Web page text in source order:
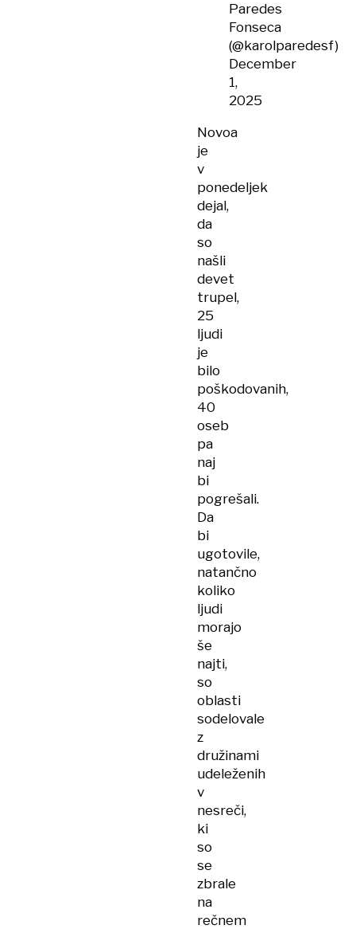
Paredes
Fonseca
(@karolparedesf)
December
1,
2025
Novoa
je
v
ponedeljek
dejal,
da
so
našli
devet
trupel,
25
ljudi
je
bilo
poškodovanih,
40
oseb
pa
naj
bi
pogrešali.
Da
bi
ugotovile,
natančno
koliko
ljudi
morajo
še
najti,
so
oblasti
sodelovale
z
družinami
udeleženih
v
nesreči,
ki
so
se
zbrale
na
rečnem